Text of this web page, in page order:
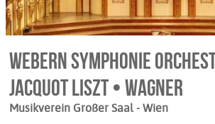
Webern Symphonie
Jacquot Liszt • Wagner
Musikverein Großer Saal - Wien